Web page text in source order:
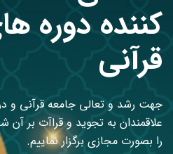
دوره
رشد و تعالی جامعه قرآنی و
به تجوید و قراآت بر آن
بصورت مجازی برگزار نماییم.